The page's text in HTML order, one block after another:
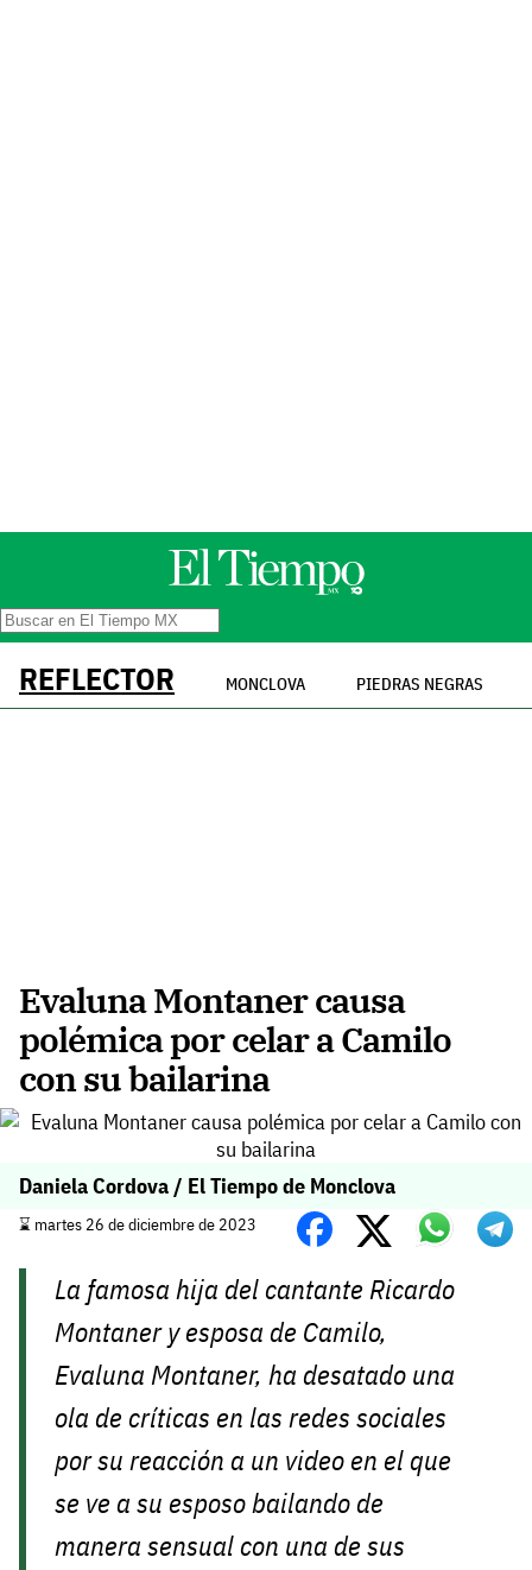
REFLECTOR MONCLOVA PIEDRAS NEGRAS
Evaluna Montaner causa
polémica por celar a Camilo
con su bailarina
Daniela Cordova / El Tiempo de Monclova
⌛️ martes 26 de diciembre de 2023
La famosa hija del cantante Ricardo
Montaner y esposa de Camilo,
Evaluna Montaner, ha desatado una
ola de críticas en las redes sociales
por su reacción a un video en el que
se ve a su esposo bailando de
manera sensual con una de sus